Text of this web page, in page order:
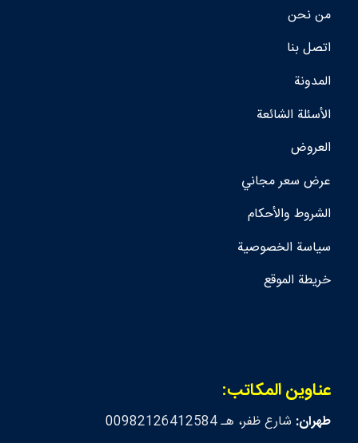
من نحن
اتصل بنا
المدونة
الأسئلة الشائعة
العروض
عرض سعر مجاني
الشروط والأحكام
سياسة الخصوصية
خريطة الموقع
عناوين المكاتب:
طهران: شارع ظفر، هـ 00982126412584